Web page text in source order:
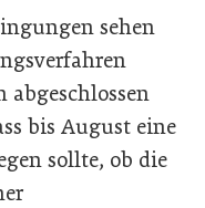
sehen
abgeschlossen
bis August eine
sollte, ob die